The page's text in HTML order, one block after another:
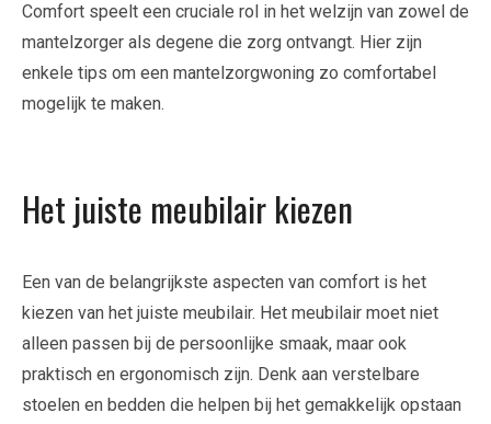
Comfort speelt een cruciale rol in het welzijn van zowel de
mantelzorger als degene die zorg ontvangt. Hier zijn
enkele tips om een mantelzorgwoning zo comfortabel
mogelijk te maken.
Het juiste meubilair kiezen
Een van de belangrijkste aspecten van comfort is het
kiezen van het juiste meubilair. Het meubilair moet niet
alleen passen bij de persoonlijke smaak, maar ook
praktisch en ergonomisch zijn. Denk aan verstelbare
stoelen en bedden die helpen bij het gemakkelijk opstaan